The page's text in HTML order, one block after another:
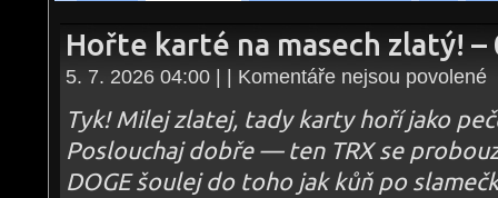
Hořte karté na masech zlatý! –
5. 7. 2026 04:00 | | Komentáře nejsou povolené
na
–
Tyk! Milej zlatej, tady karty hoří jako
Poslouchaj dobře — ten TRX se
DOGE šoulej do toho jak kůň po